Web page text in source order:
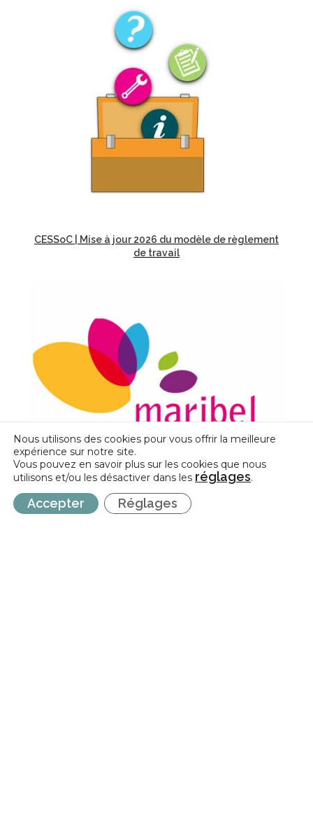
CESSoC | Mise à jour 2026 du modèle de règlement
de travail
Fonds Maribel | Adaptation du plafond de
subvention
Nous utilisons des cookies pour vous offrir la meilleure
expérience sur notre site.
Vous pouvez en savoir plus sur les cookies que nous
utilisons et/ou les désactiver dans les réglages.
Accepter Réglages